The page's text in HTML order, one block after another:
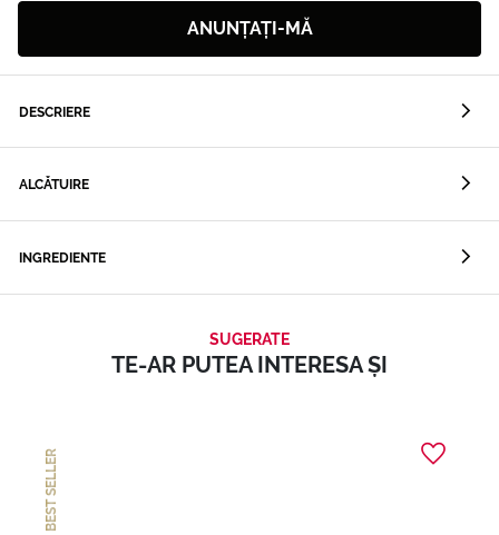
ANUNȚAȚI-MĂ
DESCRIERE
ALCĂTUIRE
INGREDIENTE
SUGERATE
TE-AR PUTEA INTERESA ȘI
BEST SELLER